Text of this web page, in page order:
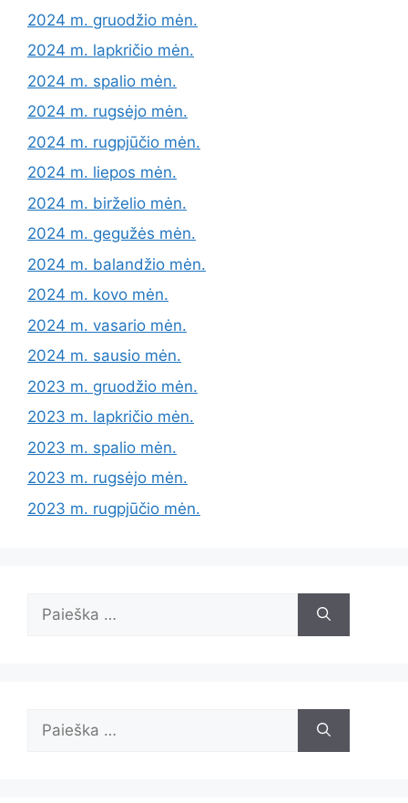
2024 m. gruodžio mėn.
2024 m. lapkričio mėn.
2024 m. spalio mėn.
2024 m. rugsėjo mėn.
2024 m. rugpjūčio mėn.
2024 m. liepos mėn.
2024 m. birželio mėn.
2024 m. gegužės mėn.
2024 m. balandžio mėn.
2024 m. kovo mėn.
2024 m. vasario mėn.
2024 m. sausio mėn.
2023 m. gruodžio mėn.
2023 m. lapkričio mėn.
2023 m. spalio mėn.
2023 m. rugsėjo mėn.
2023 m. rugpjūčio mėn.